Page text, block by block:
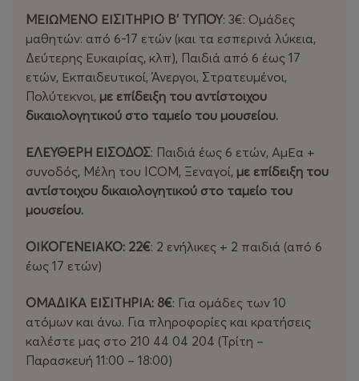
ΜΕΙΩΜΕΝΟ ΕΙΣΙΤΗΡΙΟ Β’ ΤΥΠΟΥ: 3€: Ομάδες
μαθητών: από 6-17 ετών (και τα εσπερινά λύκεια,
Δεύτερης Ευκαιρίας, κλπ), Παιδιά από 6 έως 17
ετών, Εκπαιδευτικοί, Άνεργοι, Στρατευμένοι,
Πολύτεκνοι, με επίδειξη του αντίστοιχου
δικαιολογητικού στο ταμείο του μουσείου.
ΕΛΕΥΘΕΡΗ ΕΙΣΟΔΟΣ: Παιδιά έως 6 ετών, ΑμΕα +
συνοδός, Μέλη του ICOM, Ξεναγοί, με επίδειξη του
αντίστοιχου δικαιολογητικού στο ταμείο του
μουσείου.
ΟΙΚΟΓΕΝΕΙΑΚΟ: 22€: 2 ενήλικες + 2 παιδιά (από 6
έως 17 ετών)
ΟΜΑΔΙΚΑ ΕΙΣΙΤΗΡΙΑ: 8€: Για ομάδες των 10
ατόμων και άνω. Για πληροφορίες και κρατήσεις
καλέστε μας στο 210 44 04 204 (Τρίτη –
Παρασκευή 11:00 – 18:00)